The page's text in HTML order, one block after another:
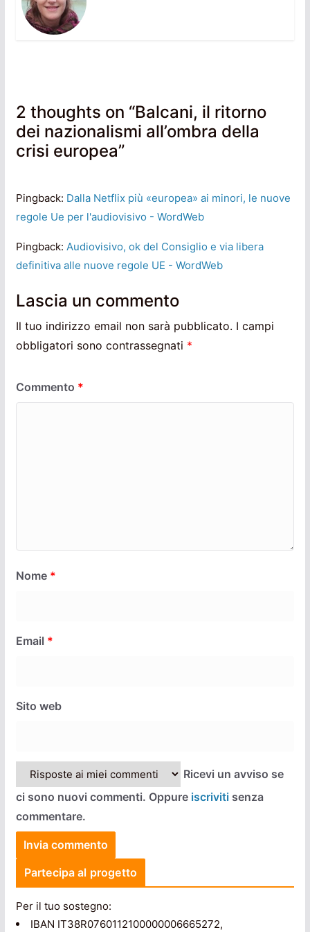
2 thoughts on “Balcani, il ritorno
dei nazionalismi all’ombra della
crisi europea”
Pingback: Dalla Netflix più «europea» ai minori, le nuove
regole Ue per l'audiovisivo - WordWeb
Pingback: Audiovisivo, ok del Consiglio e via libera
definitiva alle nuove regole UE - WordWeb
Lascia un commento
Il tuo indirizzo email non sarà pubblicato. I campi
obbligatori sono contrassegnati *
Commento *
Nome *
Email *
Sito web
Ricevi un avviso se
ci sono nuovi commenti. Oppure iscrivitisenza
commentare.
Partecipa al progetto
Per il tuo sostegno:
IBAN IT38R0760112100000006665272,